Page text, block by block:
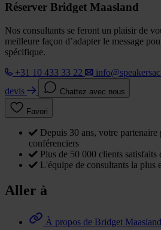
Réserver Bridget Maasland
Nos consultants se feront un plaisir de
meilleure façon d’adapter le message
spécifique.
+31 10 433 33 22
devis
Chattez avec nous
Favori
Depuis 30 ans, votre
conférenciers
Plus de 50 000 clients satisfaits
L'équipe de consultants la plus
Aller à
À propos de Bridget Maasland